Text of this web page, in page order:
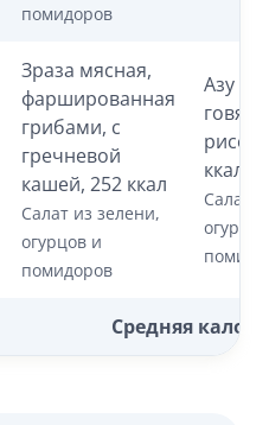
помидоров
Зраза мясная,
фаршированная
грибами, с
гречневой
кашей, 252 ккал
Салат из зелени,
огурцов и
помидоров
Азу из
ккал
Салат
Средняя